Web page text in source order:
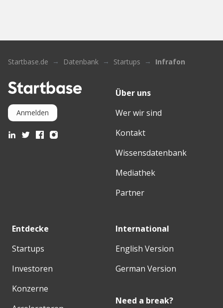
Startbase.de Datenbank Startups Infrafon
Anmelden
Über uns
Wer wir sind
Kontakt
Wissensdatenbank
Mediathek
Partner
Entdecke
Startups
Investoren
Konzerne
International
English Version
German Version
Need a break?